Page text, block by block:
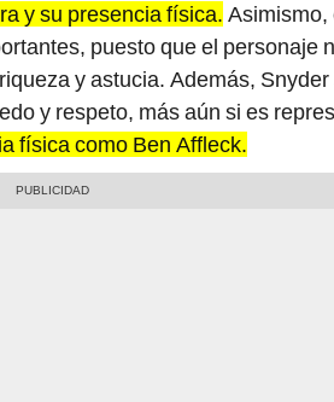
y su presencia física. Asimismo,
puesto que el personaje
y astucia. Además,
y respeto, más aún si es
física como Ben Affleck.